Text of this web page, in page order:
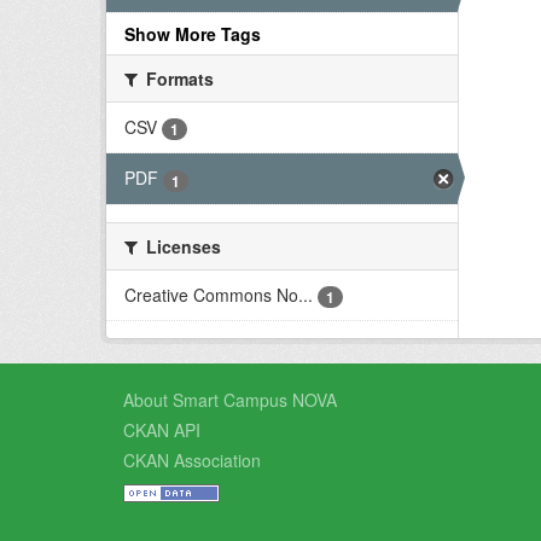
Show More Tags
Formats
CSV
1
PDF 1
Licenses
Creative Commons No...
1
About Smart Campus NOVA
CKAN API
CKAN Association